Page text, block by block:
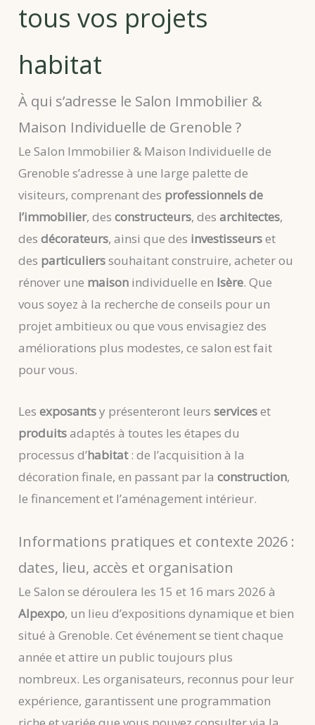
tous vos projets
habitat
À qui s’adresse le Salon Immobilier &
Maison Individuelle de Grenoble ?
Le Salon Immobilier & Maison Individuelle de
Grenoble s’adresse à une large palette de
visiteurs, comprenant des professionnels de
l’immobilier, desconstructeurs, desarchitectes,
desdécorateurs, ainsi que des investisseurset
des particulierssouhaitant construire, acheter ou
rénover une maison individuelle en Isère. Que
vous soyez à la recherche de conseils pour un
projet ambitieux ou que vous envisagiez des
améliorations plus modestes, ce salon est fait
pour vous.
Lesexposantsy présenteront leursserviceset
produitsadaptés à toutes les étapes du
processus d’habitat: de l’acquisition à la
décoration finale, en passant par laconstruction,
le financement et l’aménagement intérieur.
Informations pratiques et contexte 2026 :
dates, lieu, accès et organisation
Le Salon se déroulera les 15 et 16 mars 2026 à
Alpexpo, un lieu d’expositions dynamique et bien
situé à Grenoble. Cet événement se tient chaque
année et attire un public toujours plus
nombreux. Les organisateurs, reconnus pour leur
expérience, garantissent une programmation